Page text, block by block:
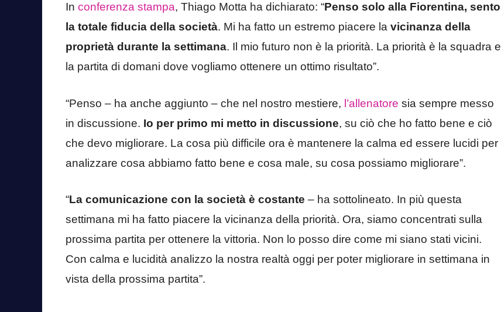
In conferenza stampa, Thiago Motta ha dichiarato: “Penso solo alla Fiorentina, sento
la totale fiducia della società. Mi ha fatto un estremo piacere la vicinanza della
proprietà durante la settimana. Il mio futuro non è la priorità. La priorità è la squadra e
la partita di domani dove vogliamo ottenere un ottimo risultato”.
“Penso – ha anche aggiunto – che nel nostro mestiere, l’allenatore sia sempre messo
in discussione. Io per primo mi metto in discussione, su ciò che ho fatto bene e ciò
che devo migliorare. La cosa più difficile ora è mantenere la calma ed essere lucidi per
analizzare cosa abbiamo fatto bene e cosa male, su cosa possiamo migliorare”.
“La comunicazione con la società è costante – ha sottolineato. In più questa
settimana mi ha fatto piacere la vicinanza della priorità. Ora, siamo concentrati sulla
prossima partita per ottenere la vittoria. Non lo posso dire come mi siano stati vicini.
Con calma e lucidità analizzo la nostra realtà oggi per poter migliorare in settimana in
vista della prossima partita”.